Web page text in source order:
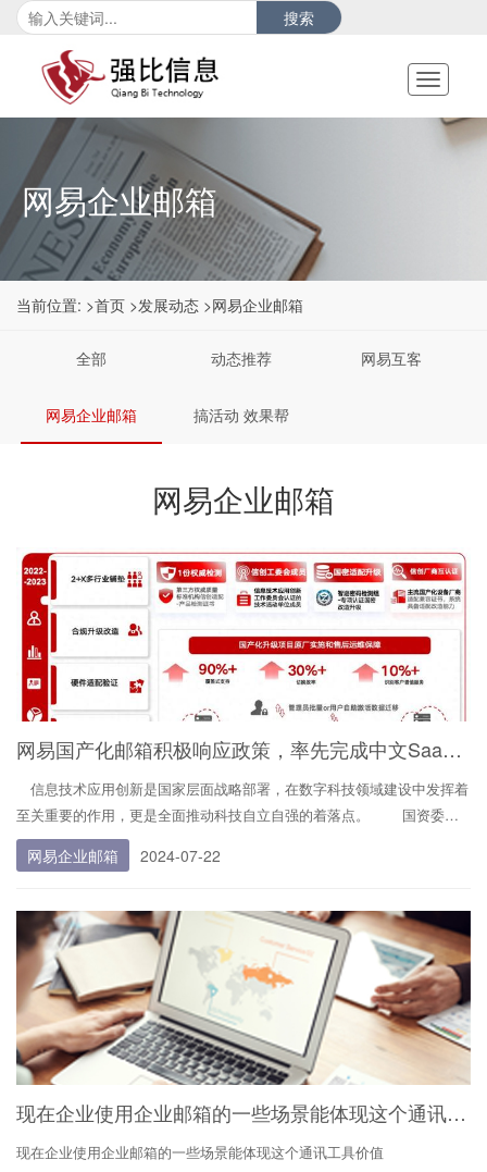
搜索
Toggle
网易企业邮箱
当前位置: >首页 >发展动态 >网易企业邮箱
全部 动态推荐 网易互客
网易企业邮箱 搞活动 效果帮
网易企业邮箱
网易国产化邮箱积极响应政策，率先完成中文SaaS邮箱产品突破
信息技术应用创新是国家层面战略部署，在数字科技领域建设中发挥着
至关重要的作用，更是全面推动科技自立自强的着落点。 国资委在
信创79号文件中明确规定以下几点： 1. 全面替换（OA、门户、邮
箱、纪检、党建、档案管理等系统，落实好国产化升级...
网易企业邮箱 2024-07-22
现在企业使用企业邮箱的一些场景能体现这个通讯工具价值
现在企业使用企业邮箱的一些场景能体现这个通讯工具价值